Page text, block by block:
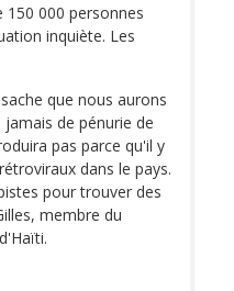
150 000 personnes
inquiète. Les
que nous aurons
de pénurie de
pas parce qu'il y
dans le pays.
pour trouver des
membre du